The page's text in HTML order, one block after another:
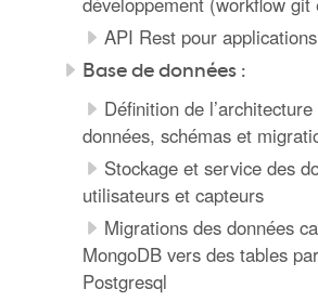
API Rest pour
Base de données :
Définition de
données, schémas et
Stockage et service des
utilisateurs et capteurs
Migrations des données
MongoDB vers des tables
Postgresql